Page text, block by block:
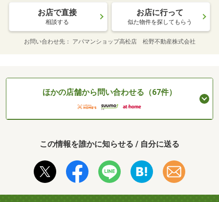
お店で直接
相談する
お店に行って
似た物件を探してもらう
お問い合わせ先 アパマンショップ高松店 松野不動産株式会社
ほかの店舗から問い合わせる（67件）
この情報を誰かに知らせる / 自分に送る